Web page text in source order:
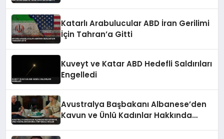
Katarlı Arabulucular ABD İran Gerilimi
İçin Tahran’a Gitti
Kuveyt ve Katar ABD Hedefli Saldırıları
Engelledi
Avustralya Başbakanı Albanese’den
Kavun ve Ünlü Kadınlar Hakkında